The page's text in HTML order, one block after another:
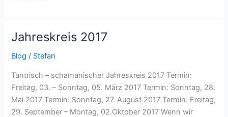
Jahreskreis 2017
Blog / Stefan
Tantrisch – schamanischer Jahreskreis 2017 Termin:
Freitag, 03. – Sonntag, 05. März 2017 Termin: Sonntag, 28.
Mai 2017 Termin: Sonntag, 27. August 2017 Termin: Freitag,
29. September – Montag, 02.Oktober 2017 Wenn wir
Jahreskreis